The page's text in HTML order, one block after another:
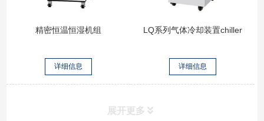
精密恒温恒湿机组
详细信息
LQ系列气体冷却装置chiller
详细信息
展开更多